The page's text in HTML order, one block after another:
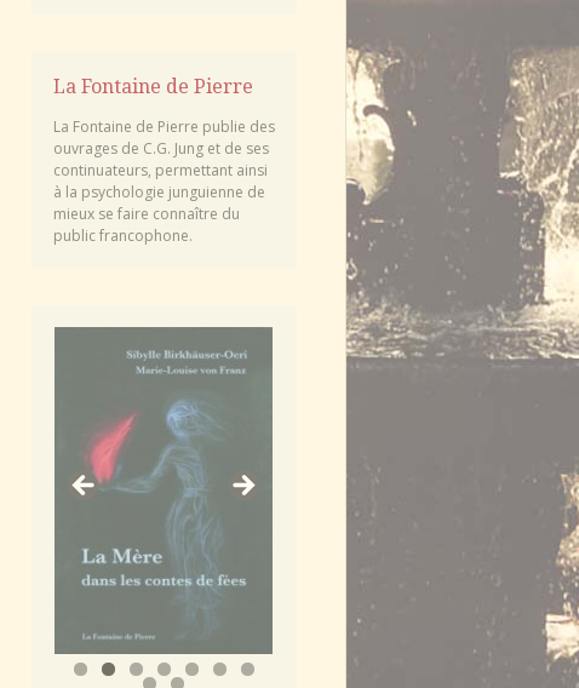
La Fontaine de Pierre
La Fontaine de Pierre publie des
ouvrages de C.G. Jung et de ses
continuateurs, permettant ainsi
à la psychologie junguienne de
mieux se faire connaître du
public francophone.